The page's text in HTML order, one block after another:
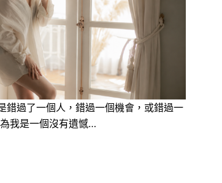
錯過了一個人，錯過一個機會，或錯過一
我是一個沒有遺憾…